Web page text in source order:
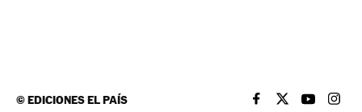
©EDICIONES EL PAÍS EL PAÍS BRASIL EN
EL PAÍSEL PAÍS
EL